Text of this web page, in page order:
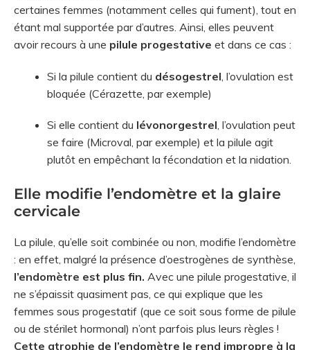
certaines femmes (notamment celles qui fument), tout en
étant mal supportée par d’autres. Ainsi, elles peuvent
avoir recours à une pilule progestative et dans ce cas :
Si la pilule contient du désogestrel , l’ovulation est
bloquée (Cérazette, par exemple)
Si elle contient du lévonorgestrel, l’ovulation peut
se faire (Microval, par exemple) et la pilule agit
plutôt en empêchant la fécondation et la nidation.
Elle modifie l’endomètre et la glaire
cervicale
La pilule, qu’elle soit combinée ou non, modifie l’endomètre
: en effet, malgré la présence d’oestrogènes de synthèse,
l’endomètre est plus fin. Avec une pilule progestative, il
ne s’épaissit quasiment pas, ce qui explique que les
femmes sous progestatif (que ce soit sous forme de pilule
ou de stérilet hormonal) n’ont parfois plus leurs règles !
Cette atrophie de l’endomètre le rend impropre à la